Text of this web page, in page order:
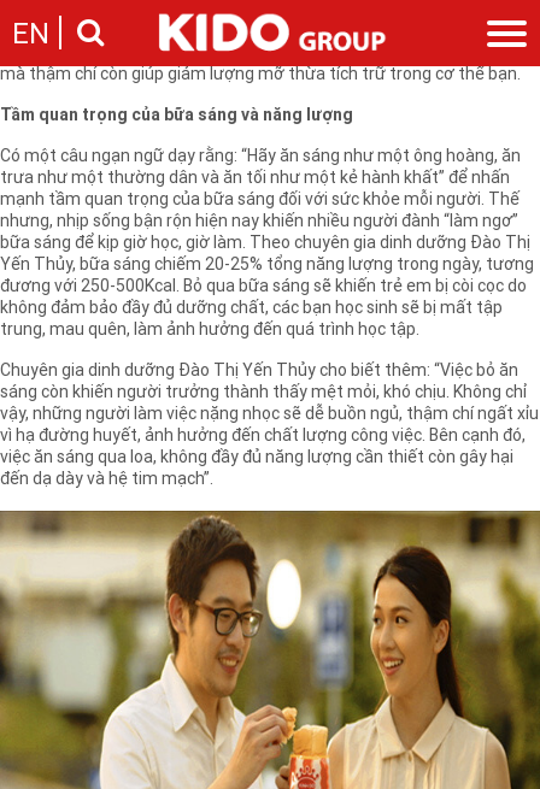
EN
Giới thiệu
Chặng đường
Cam kết của KIDO
Nhà sáng lập
Ngành hàng
Ngành dầu
Ngành gia vị
Ngành bánh
Tin tức
Tin tức & sự kiện
Thông cáo báo chí của tập đoàn
Nhà đầu tư
Thông điệp
Ban điều hành
Báo cáo
Thông tin cổ phần
Các công ty thành viên
Liên hệ
Liên hệ
Nghề nghiệp
Giới thiệu
Nhu cầu tuyển dụng
Bạn có biết, một chiếc bánh mì tươi cũng đủ cung cấp năng lượng cần
thiết cho bữa sáng của bạn? Một bữa sáng đầy đủ năng lượng không
chỉ giúp bạn tăng khả năng tập trung, tăng sức khỏe, kéo dài tuổi thọ,
mà thậm chí còn giúp giảm lượng mỡ thừa tích trữ trong cơ thể bạn.
Tầm quan trọng của bữa sáng và năng lượng
Có một câu ngạn ngữ dạy rằng: “Hãy ăn sáng như một ông hoàng, ăn
trưa như một thường dân và ăn tối như một kẻ hành khất” để nhấn
mạnh tầm quan trọng của bữa sáng đối với sức khỏe mỗi người. Thế
nhưng, nhịp sống bận rộn hiện nay khiến nhiều người đành “làm ngơ”
bữa sáng để kịp giờ học, giờ làm. Theo chuyên gia dinh dưỡng Đào Thị
Yến Thủy, bữa sáng chiếm 20-25% tổng năng lượng trong ngày, tương
đương với 250-500Kcal. Bỏ qua bữa sáng sẽ khiến trẻ em bị còi cọc do
không đảm bảo đầy đủ dưỡng chất, các bạn học sinh sẽ bị mất tập
trung, mau quên, làm ảnh hưởng đến quá trình học tập.
Chuyên gia dinh dưỡng Đào Thị Yến Thủy cho biết thêm: “Việc bỏ ăn
sáng còn khiến người trưởng thành thấy mệt mỏi, khó chịu. Không chỉ
vậy, những người làm việc nặng nhọc sẽ dễ buồn ngủ, thậm chí ngất xỉu
vì hạ đường huyết, ảnh hưởng đến chất lượng công việc. Bên cạnh đó,
việc ăn sáng qua loa, không đầy đủ năng lượng cần thiết còn gây hại
đến dạ dày và hệ tim mạch”.